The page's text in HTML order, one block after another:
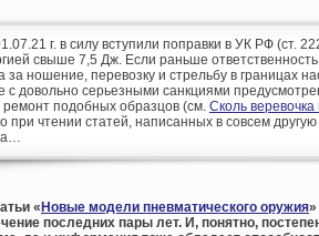
г. в силу вступили поправки в УК РФ (ст.
свыше 7,5 Дж. Если раньше
за ношение, перевозку и стрельбу в границах
с довольно серьезными санкциями
ремонт подобных образцов (см. Сколь
при чтении статей, написанных в совсем
« Новые модели пневматического оружия
последних пары лет. И, понятно,